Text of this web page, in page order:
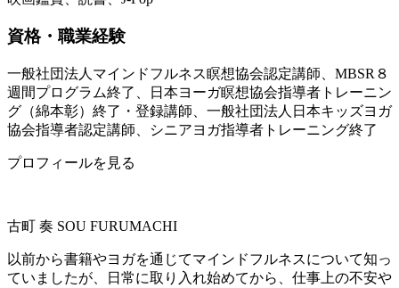
資格・職業経験
一般社団法人マインドフルネス瞑想協会認定講師、MBSR８
週間プログラム終了、日本ヨーガ瞑想協会指導者トレーニン
グ（綿本彰）終了・登録講師、一般社団法人日本キッズヨガ
協会指導者認定講師、シニアヨガ指導者トレーニング終了
プロフィールを見る
古町 奏 SOU FURUMACHI
以前から書籍やヨガを通じてマインドフルネスについて知っ
ていましたが、日常に取り入れ始めてから、仕事上の不安や